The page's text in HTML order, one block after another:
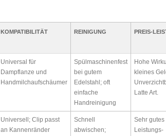
KOMPATIBILITÄT REINIGUNG PREIS-
Universal für
Dampflanze und
Handmilchaufschäumer
Spülmaschinenfest
bei gutem
Edelstahl; oft
einfache
Handreinigung
Hohe
kleines
Latte Art.
Universell; Clip passt
an Kannenränder
Schnell
abwischen;
Sehr gutes
Leistungs-